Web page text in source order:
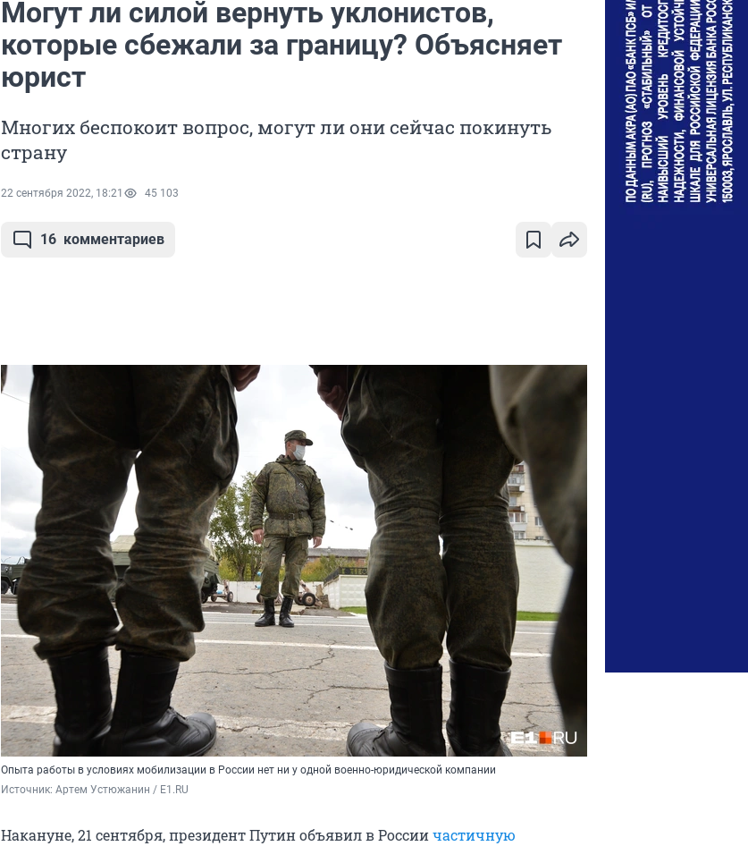
Могут ли силой вернуть уклонистов,
которые сбежали за границу? Объясняет
юрист
Многих беспокоит вопрос, могут ли они сейчас покинуть
страну
22 сентября 2022, 18:21 45 103
16 комментариев
Опыта работы в условиях мобилизации в России нет ни у одной военно-юридической компании
Источник: Артем Устюжанин / E1.RU
Накануне, 21 сентября, президент Путин объявил в Россиичастичную